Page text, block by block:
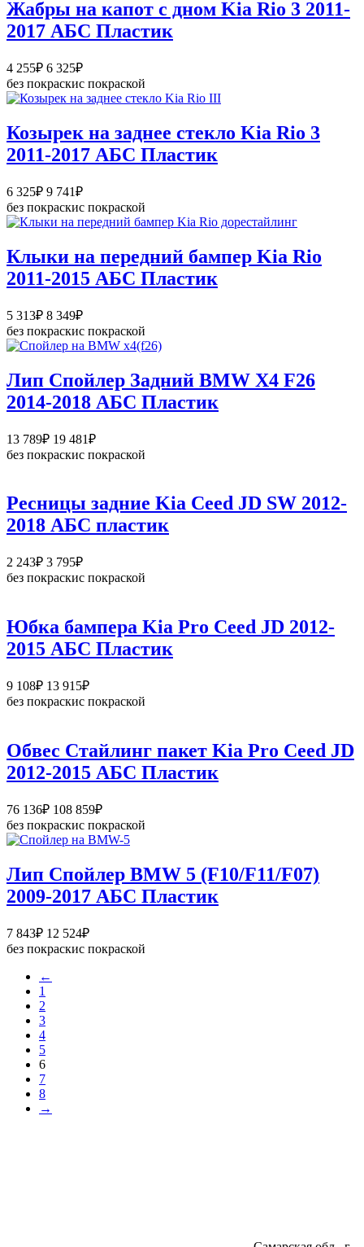
7
590₽
Жабры на капот с дном Kia Rio 3 2011-
2017 АБС Пластик
4 255₽ 6 325₽Диапазон
цен:
4
6
325₽
без покраскис покраской
Козырек на заднее стекло Kia Rio 3
2011-2017 АБС Пластик
6 325₽ 9 741₽Диапазон
цен:
6
9
741₽
без покраскис покраской
Клыки на передний бампер Kia Rio
2011-2015 АБС Пластик
5 313₽ 8 349₽Диапазон
цен:
5
–
8
349₽
без покраскис покраской
Лип Спойлер Задний BMW X4 F26
2014-2018 АБС Пластик
13 789₽ 19 481₽Диапазон
цен:
–
19
481₽
без покраскис покраской
Ресницы задние Kia Ceed JD SW 2012-
2018 АБС пластик
2 243₽ 3 795₽Диапазон
цен:
3
795₽
без покраскис покраской
Юбка бампера Kia Pro Ceed JD 2012-
2015 АБС Пластик
9 108₽ 13 915₽Диапазон
цен:
13
915₽
без покраскис покраской
Обвес Стайлинг пакет Kia Pro Ceed JD
2012-2015 АБС Пластик
76 136₽ 108 859₽Диапазон
цен:
76
108
859₽
без покраскис покраской
Лип Спойлер BMW 5 (F10/F11/F07)
2009-2017 АБС Пластик
7 843₽ 12 524₽Диапазон
цен:
без покраскис покраской
←
1
2
3
4
5
6
7
8
→